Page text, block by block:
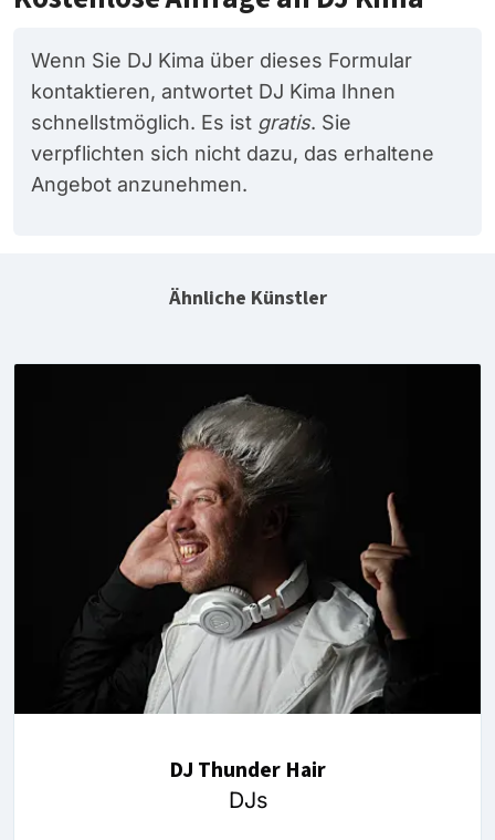
Wenn Sie DJ Kima über dieses Formular
kontaktieren, antwortet DJ Kima Ihnen
schnellstmöglich. Es ist gratis. Sie
verpflichten sich nicht dazu, das erhaltene
Angebot anzunehmen.
Ähnliche Künstler
DJ Thunder Hair
DJs